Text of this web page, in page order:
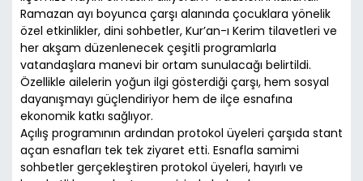
Ramazan ayı boyunca çarşı alanında çocuklara yönelik
özel etkinlikler, dini sohbetler, Kur’an-ı Kerim tilavetleri ve
her akşam düzenlenecek çeşitli programlarla
vatandaşlara manevi bir ortam sunulacağı belirtildi.
Özellikle ailelerin yoğun ilgi gösterdiği çarşı, hem sosyal
dayanışmayı güçlendiriyor hem de ilçe esnafına
ekonomik katkı sağlıyor.
Açılış programının ardından protokol üyeleri çarşıda stant
açan esnafları tek tek ziyaret etti. Esnafla samimi
sohbetler gerçekleştiren protokol üyeleri, hayırlı ve